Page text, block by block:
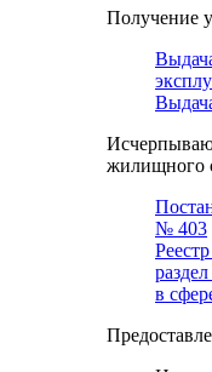
Получение
жилищного
№ 403
в